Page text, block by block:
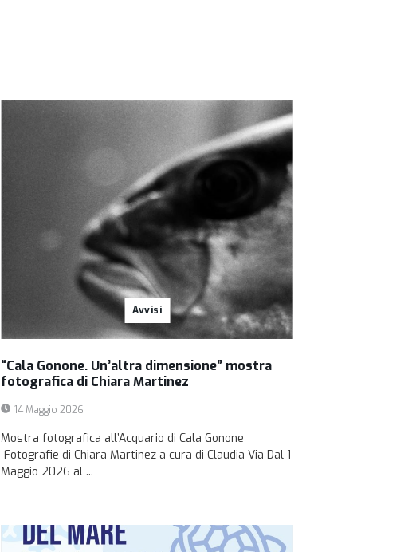
Avvisi
“Cala Gonone. Un’altra dimensione” mostra
fotografica di Chiara Martinez
14 Maggio 2026
Mostra fotografica all’Acquario di Cala Gonone
Fotografie di Chiara Martinez a cura di Claudia Via Dal 1
Maggio 2026 al ...